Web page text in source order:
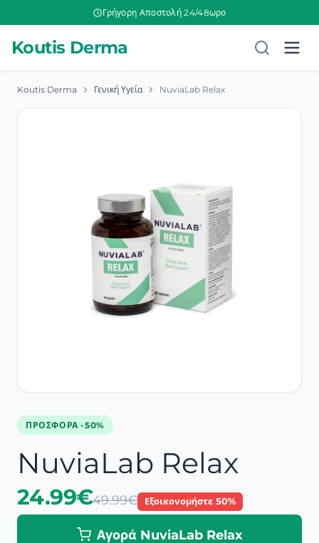
Γρήγορη Αποστολή 24/48ωρο
Koutis Derma
Koutis Derma Γενική Υγεία NuviaLab Relax
ΠΡΟΣΦΟΡΆ -50%
NuviaLab Relax
24.99€49.99€ Εξοικονομήστε 50%
Αγορά NuviaLab Relax